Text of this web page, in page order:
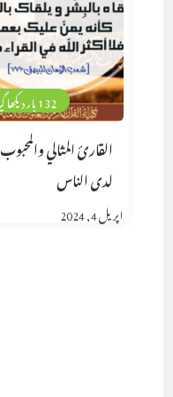
132 بار دیکھا گیا
القارئ المثالي والمحبوب
لدى الناس
اپریل 4, 2024